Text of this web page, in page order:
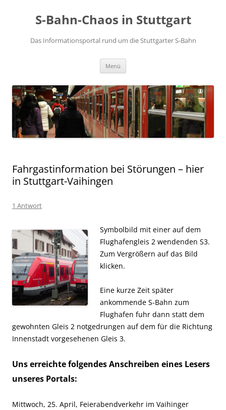
S-Bahn-Chaos in Stuttgart
Das Informationsportal rund um die Stuttgarter S-Bahn
Menü
Fahrgastinformation bei Störungen – hier
in Stuttgart-Vaihingen
1 Antwort
Symbolbild mit einer auf dem
Flughafengleis 2 wendenden S3.
Zum Vergrößern auf das Bild
klicken.
Eine kurze Zeit später
ankommende S-Bahn zum
Flughafen fuhr dann statt dem
gewohnten Gleis 2 notgedrungen auf dem für die Richtung
Innenstadt vorgesehenen Gleis 3.
Uns erreichte folgendes Anschreiben eines Lesers
unseres Portals:
Mittwoch, 25. April, Feierabendverkehr im Vaihinger